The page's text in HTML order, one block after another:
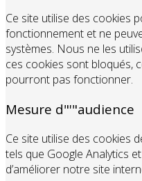
Ce site utilise des cookies
fonctionnement et ne
systèmes. Nous ne les
ces cookies sont bloqués,
pourront pas fonctionner.
Mesure d"'"audience
Ce site utilise des cookies
tels que Google Analytics
d’améliorer notre site